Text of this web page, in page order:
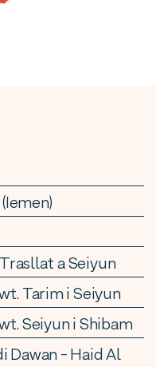
a Seiyun
Tarim i Seiyun
Seiyun i Shibam
Dawan - Haid Al